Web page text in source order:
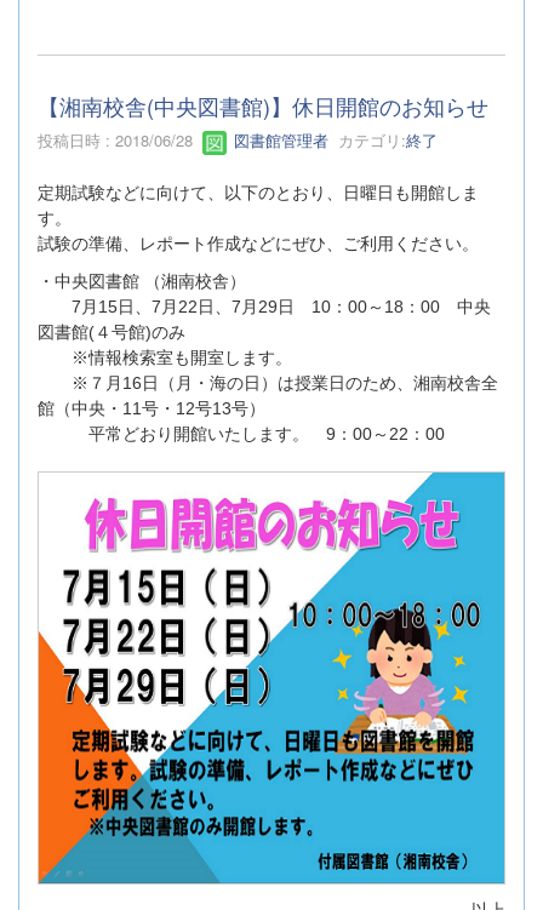
【湘南校舎(中央図書館)】休日開館のお知らせ
投稿日時 : 2018/06/28 図書館管理者 カテゴリ:終了
定期試験などに向けて、以下のとおり、日曜日も開館しま
す。
試験の準備、レポート作成などにぜひ、ご利用ください。
・中央図書館 （湘南校舎）
7月15日、7月22日、7月29日 10：00～18：00 中央
図書館(４号館)のみ
※情報検索室も開室します。
※７月16日（月・海の日）は授業日のため、湘南校舎全
館（中央・11号・12号13号）
平常どおり開館いたします。 9：00～22：00